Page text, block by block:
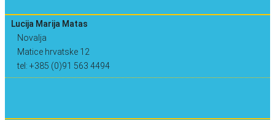
Lucija Marija Matas
Novalja
Matice hrvatske 12
tel: +385 (0)91 563 4494